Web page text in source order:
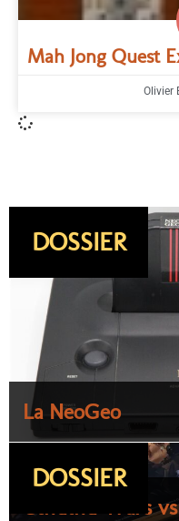
Mah Jong Quest
Olivier
DOSSIER
La NeoGeo
DOSSIER
Cthulhu Wars